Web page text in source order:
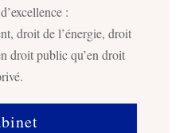
:
droit de l’énergie, droit
droit public qu’en droit